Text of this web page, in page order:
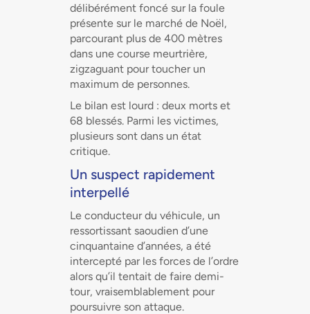
délibérément foncé sur la foule
présente sur le marché de Noël,
parcourant plus de 400 mètres
dans une course meurtrière,
zigzaguant pour toucher un
maximum de personnes.
Le bilan est lourd : deux morts et
68 blessés. Parmi les victimes,
plusieurs sont dans un état
critique.
Un suspect rapidement
interpellé
Le conducteur du véhicule, un
ressortissant saoudien d’une
cinquantaine d’années, a été
intercepté par les forces de l’ordre
alors qu’il tentait de faire demi-
tour, vraisemblablement pour
poursuivre son attaque.